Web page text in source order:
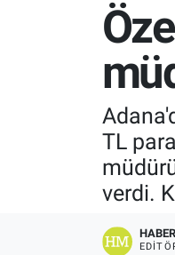
TL
verdi.
Ekonomi
Magazin
Astroloji
İstanbul Namaz
Trafik Durumu
Süper Lig Puan
Tüm Manşetler
Son Dakika
Haber Arşivi